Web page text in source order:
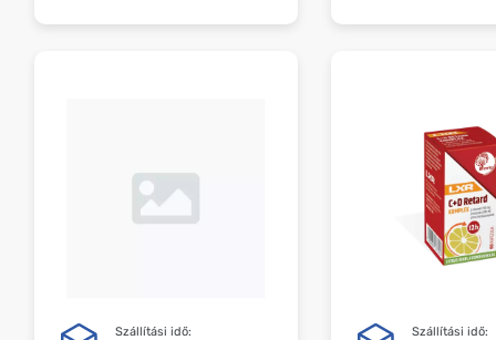
Szállítási idő: Szállítási idő: